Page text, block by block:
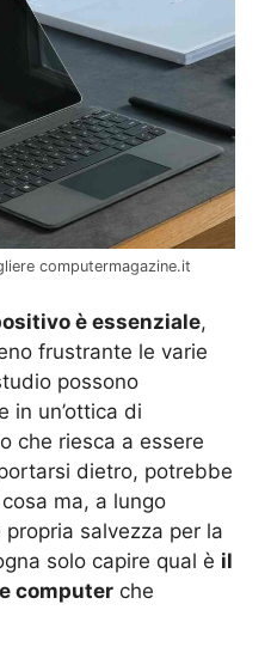
computermagazine.it
è essenziale,
frustrante le varie
possono
in un’ottica di
che riesca a essere
dietro, potrebbe
ma, a lungo
salvezza per la
solo capire qual è il
computer che